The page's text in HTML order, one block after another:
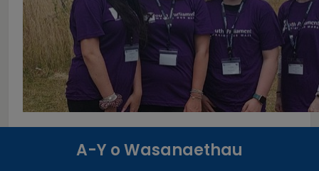
A-Y o Wasanaethau